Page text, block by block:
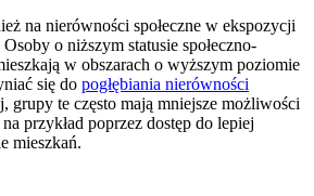
na nierówności społeczne w ekspozycji
o niższym statusie społeczno-
w obszarach o wyższym poziomie
się do pogłębiania nierówności
grupy te często mają mniejsze możliwości
przykład poprzez dostęp do lepiej
mieszkań.